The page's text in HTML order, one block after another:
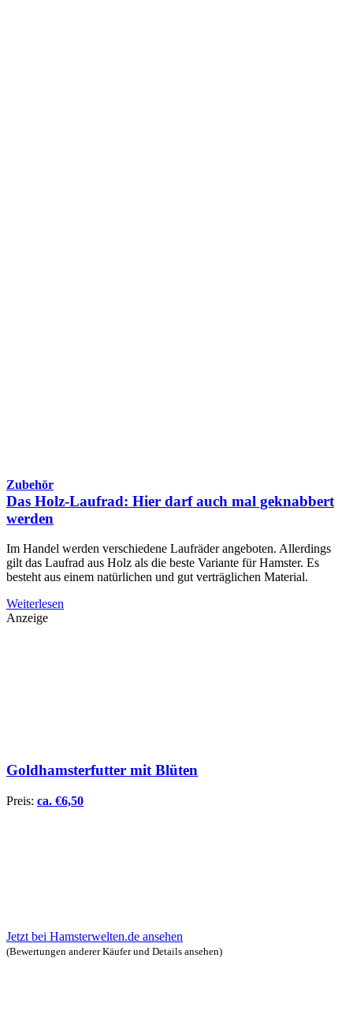
Zubehör
Das Holz-Laufrad: Hier darf auch mal geknabbert
werden
Im Handel werden verschiedene Laufräder angeboten. Allerdings
gilt das Laufrad aus Holz als die beste Variante für Hamster. Es
besteht aus einem natürlichen und gut verträglichen Material.
Weiterlesen
Anzeige
Goldhamsterfutter mit Blüten
Preis: ca. €6,50
Jetzt bei Hamsterwelten.de ansehen
(Bewertungen anderer Käufer und Details ansehen)